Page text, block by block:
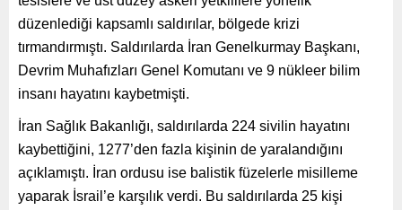
düzenlediği kapsamlı saldırılar, bölgede krizi
tırmandırmıştı. Saldırılarda İran Genelkurmay Başkanı,
Devrim Muhafızları Genel Komutanı ve 9 nükleer bilim
insanı hayatını kaybetmişti.
İran Sağlık Bakanlığı, saldırılarda 224 sivilin hayatını
kaybettiğini, 1277’den fazla kişinin de yaralandığını
açıklamıştı. İran ordusu ise balistik füzelerle misilleme
yaparak İsrail’e karşılık verdi. Bu saldırılarda 25 kişi